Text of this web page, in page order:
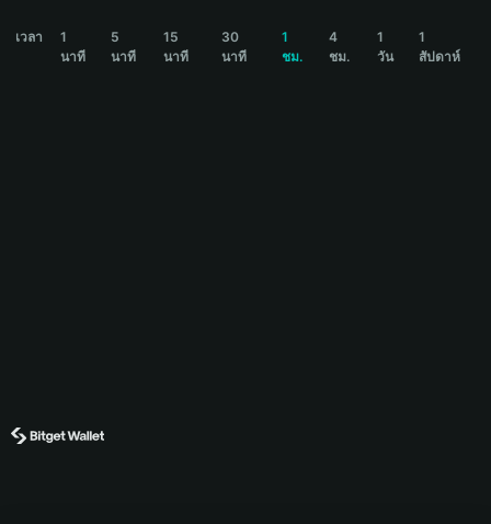
Español (Argentina)
เวลา
1
นาที
5
นาที
15
นาที
30
นาที
1
ชม.
4
ชม.
1
วัน
1
สัปดาห์